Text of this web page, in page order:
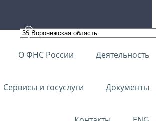
О ФНС России Деятельность
Сервисы и госуслуги Документы